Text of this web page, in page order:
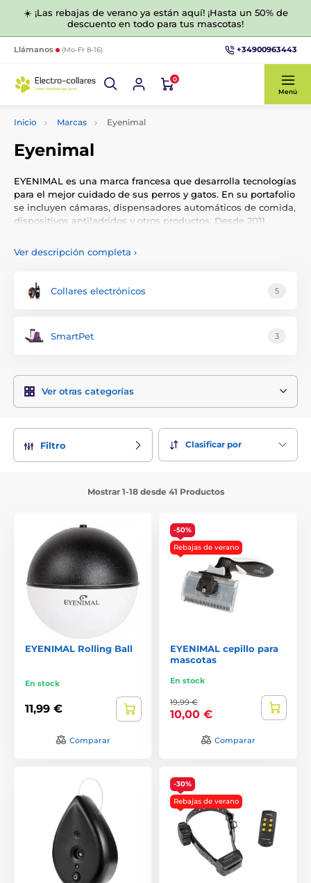
☀️ ¡Las rebajas de verano ya están aquí! ¡Hasta un 50% de
descuento en todo para tus mascotas!
Llámanos (Mo-Fr 8-16) +34900963443
0
Menú
Inicio Marcas Eyenimal
Eyenimal
EYENIMAL es una marca francesa que desarrolla tecnologías
para el mejor cuidado de sus perros y gatos. En su portafolio
se incluyen cámaras, dispensadores automáticos de comida,
dispositivos antiladridos y otros productos. Desde 2011,
Ver descripción completa ›
Collares electrónicos 5
SmartPet 3
Ver otras categorías
Filtro Clasificar por
Mostrar 1-18 desde 41 Productos
EYENIMAL Rolling Ball
En stock
11,99 €
Comparar
-50%
Rebajas de verano
EYENIMAL cepillo para
mascotas
En stock
19,99 €
10,00 €
Comparar
-30%
Rebajas de verano